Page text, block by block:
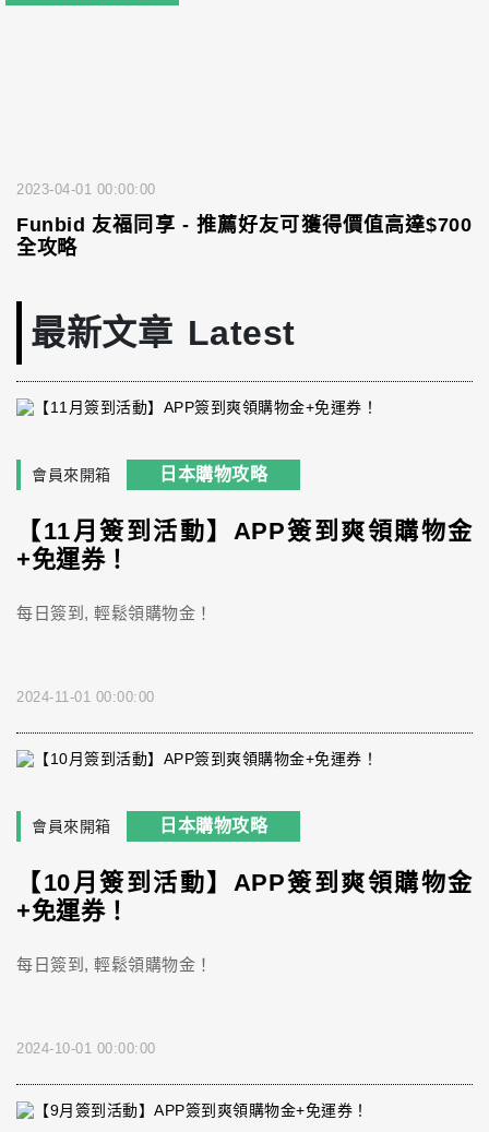
2023-04-01 00:00:00
Funbid 友福同享 - 推薦好友可獲得價值高達$700
全攻略
最新文章 Latest
會員來開箱 日本購物攻略
【11月簽到活動】APP簽到爽領購物金
+免運券！
每日簽到, 輕鬆領購物金！
2024-11-01 00:00:00
會員來開箱 日本購物攻略
【10月簽到活動】APP簽到爽領購物金
+免運券！
每日簽到, 輕鬆領購物金！
2024-10-01 00:00:00